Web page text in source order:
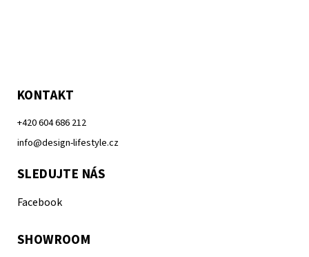
KONTAKT
+420 604 686 212
info@design-lifestyle.cz
SLEDUJTE NÁS
Facebook
SHOWROOM